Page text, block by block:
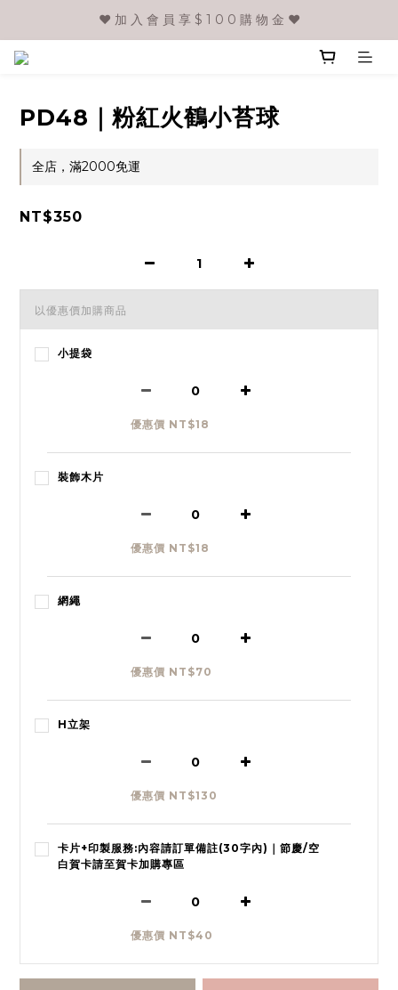
❤️ 加 入 會 員 享 $ 1 0 0 購 物 金 ❤️
PD48｜粉紅火鶴小苔球
全店，滿2000免運
NT$350
以優惠價加購商品
小提袋
優惠價 NT$18
裝飾木片
優惠價 NT$18
網繩
優惠價 NT$70
H立架
優惠價 NT$130
卡片+印製服務:內容請訂單備註(30字內)｜節慶/空
白賀卡請至賀卡加購專區
優惠價 NT$40